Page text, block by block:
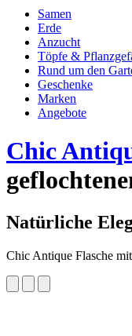
Samen
Erde
Anzucht
Töpfe &
Rund um den
Geschenke
Marken
Angebote
Chic
Natürliche
Chic Antique Flasche